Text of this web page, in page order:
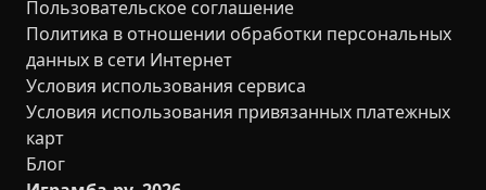
Пользовательское соглашение
Политика в отношении обработки персональных
данных в сети Интернет
Условия использования сервиса
Условия использования привязанных платежных
карт
Блог